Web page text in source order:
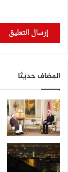
المضاف حديثا